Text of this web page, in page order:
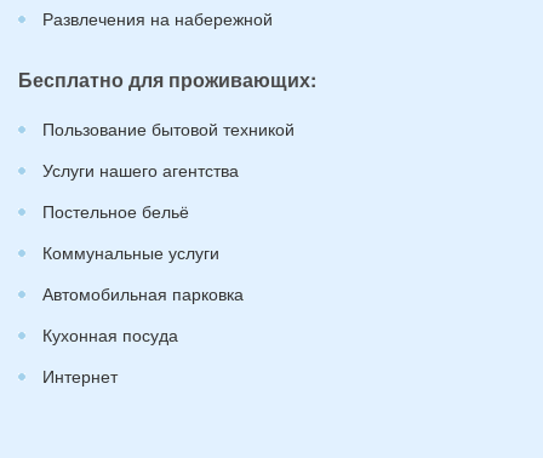
Развлечения на набережной
Бесплатно для проживающих:
Пользование бытовой техникой
Услуги нашего агентства
Постельное бельё
Коммунальные услуги
Автомобильная парковка
Кухонная посуда
Интернет